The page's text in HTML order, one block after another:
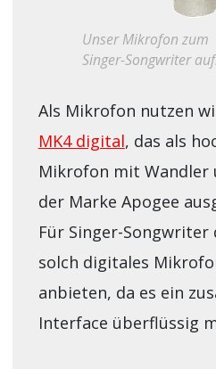
Unser Mikrofon zum
Singer-Songwriter
Als Mikrofon nutzen
MK4 digital, das als
Mikrofon mit Wandler
der Marke Apogee
Für Singer-
solch digitales
anbieten, da es ein
Interface überflüssig